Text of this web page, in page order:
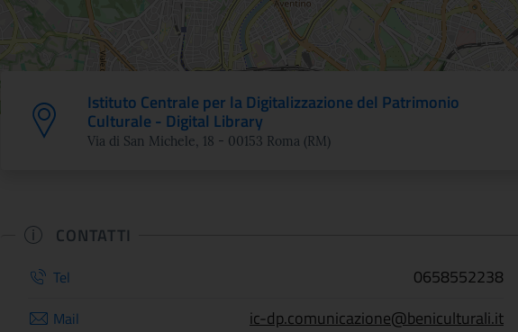
Istituto Centrale per la Digitalizzazione del Patrimonio
Culturale - Digital Library
Via di San Michele, 18 - 00153 Roma (RM)
CONTATTI
Tel 0658552238
Mail ic-dp.comunicazione@beniculturali.it